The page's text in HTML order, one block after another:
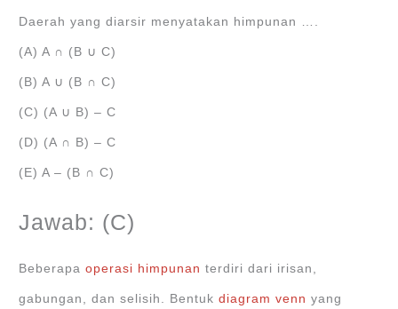
Daerah yang diarsir menyatakan himpunan ….
(A) A ∩ (B ∪ C)
(B) A ∪ (B ∩ C)
(C) (A ∪ B) – C
(D) (A ∩ B) – C
(E) A – (B ∩ C)
Jawab: (C)
Beberapaoperasi himpunan terdiri dari irisan,
gabungan, dan selisih. Bentukdiagram venn yang